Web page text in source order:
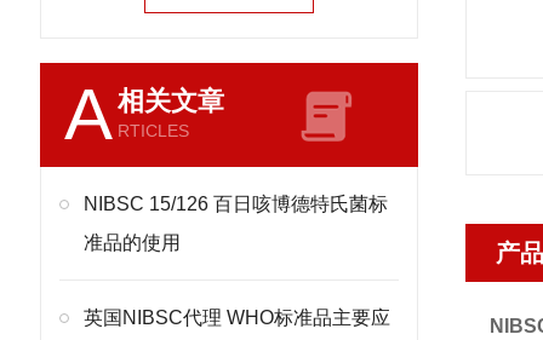
A相关文章
RTICLES
NIBSC 15/126 百日咳博德特氏菌标
准品的使用
英国NIBSC代理 WHO标准品主要应
产